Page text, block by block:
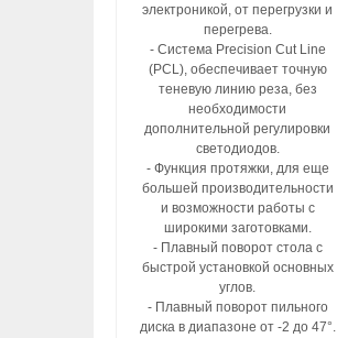
электроникой, от перегрузки и
перегрева.
- Система Precision Cut Line
(PCL), обеспечивает точную
теневую линию реза, без
необходимости
дополнительной регулировки
светодиодов.
- Функция протяжки, для еще
большей производительности
и возможности работы с
широкими заготовками.
- Плавный поворот стола с
быстрой установкой основных
углов.
- Плавный поворот пильного
диска в диапазоне от -2 до 47°.